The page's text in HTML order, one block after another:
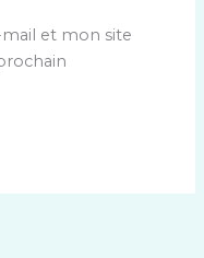
et mon site